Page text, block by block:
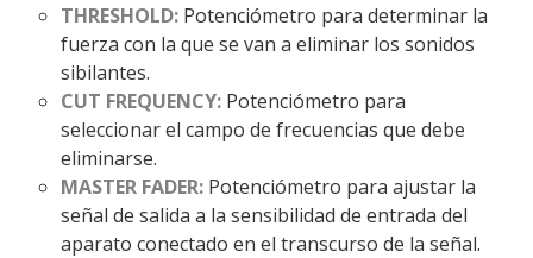
THRESHOLD: Potenciómetro para determinar la
fuerza con la que se van a eliminar los sonidos
sibilantes.
CUT FREQUENCY: Potenciómetro para
seleccionar el campo de frecuencias que debe
eliminarse.
MASTER FADER: Potenciómetro para ajustar la
señal de salida a la sensibilidad de entrada del
aparato conectado en el transcurso de la señal.